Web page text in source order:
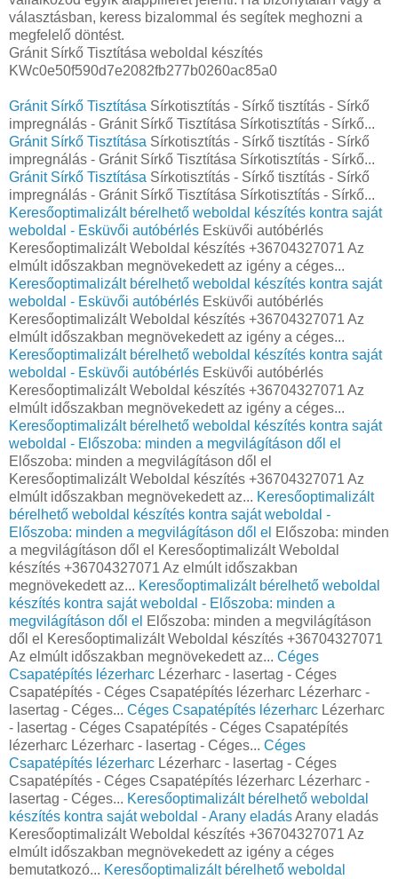
választásban, keress bizalommal és segítek meghozni a
megfelelő döntést.
Gránit Sírkő Tisztítása weboldal készítés
KWc0e50f590d7e2082fb277b0260ac85a0
Gránit Sírkő Tisztítása Sírkotisztítás - Sírkő tisztítás - Sírkő
impregnálás - Gránit Sírkő Tisztítása Sírkotisztítás - Sírkő...
Gránit Sírkő Tisztítása Sírkotisztítás - Sírkő tisztítás - Sírkő
impregnálás - Gránit Sírkő Tisztítása Sírkotisztítás - Sírkő...
Gránit Sírkő Tisztítása Sírkotisztítás - Sírkő tisztítás - Sírkő
impregnálás - Gránit Sírkő Tisztítása Sírkotisztítás - Sírkő...
Keresőoptimalizált bérelhető weboldal készítés kontra saját
weboldal - Esküvői autóbérlés Esküvői autóbérlés
Keresőoptimalizált Weboldal készítés +36704327071 Az
elmúlt időszakban megnövekedett az igény a céges...
Keresőoptimalizált bérelhető weboldal készítés kontra saját
weboldal - Esküvői autóbérlés Esküvői autóbérlés
Keresőoptimalizált Weboldal készítés +36704327071 Az
elmúlt időszakban megnövekedett az igény a céges...
Keresőoptimalizált bérelhető weboldal készítés kontra saját
weboldal - Esküvői autóbérlés Esküvői autóbérlés
Keresőoptimalizált Weboldal készítés +36704327071 Az
elmúlt időszakban megnövekedett az igény a céges...
Keresőoptimalizált bérelhető weboldal készítés kontra saját
weboldal - Előszoba: minden a megvilágításon dől el
Előszoba: minden a megvilágításon dől el
Keresőoptimalizált Weboldal készítés +36704327071 Az
elmúlt időszakban megnövekedett az... Keresőoptimalizált
bérelhető weboldal készítés kontra saját weboldal -
Előszoba: minden a megvilágításon dől el Előszoba: minden
a megvilágításon dől el Keresőoptimalizált Weboldal
készítés +36704327071 Az elmúlt időszakban
megnövekedett az... Keresőoptimalizált bérelhető weboldal
készítés kontra saját weboldal - Előszoba: minden a
megvilágításon dől el Előszoba: minden a megvilágításon
dől el Keresőoptimalizált Weboldal készítés +36704327071
Az elmúlt időszakban megnövekedett az... Céges
Csapatépítés lézerharc Lézerharc - lasertag - Céges
Csapatépítés - Céges Csapatépítés lézerharc Lézerharc -
lasertag - Céges... Céges Csapatépítés lézerharc Lézerharc
- lasertag - Céges Csapatépítés - Céges Csapatépítés
lézerharc Lézerharc - lasertag - Céges... Céges
Csapatépítés lézerharc Lézerharc - lasertag - Céges
Csapatépítés - Céges Csapatépítés lézerharc Lézerharc -
lasertag - Céges... Keresőoptimalizált bérelhető weboldal
készítés kontra saját weboldal - Arany eladásArany eladás
Keresőoptimalizált Weboldal készítés +36704327071 Az
elmúlt időszakban megnövekedett az igény a céges
bemutatkozó... Keresőoptimalizált bérelhető weboldal